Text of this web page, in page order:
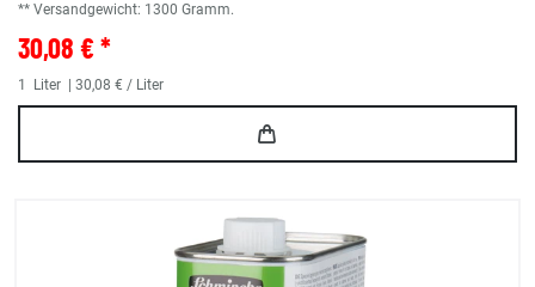
** Versandgewicht: 1300 Gramm.
30,08 € *
1 Liter | 30,08 € / Liter